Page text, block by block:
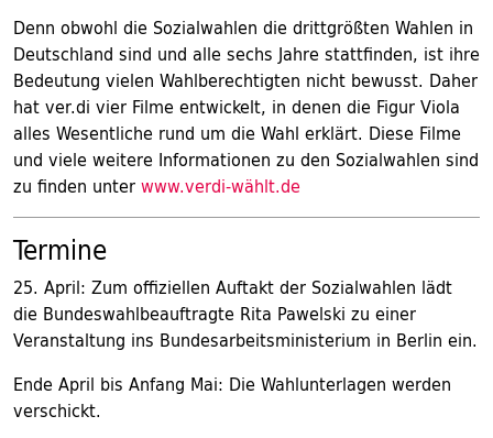
Denn obwohl die Sozialwahlen die drittgrößten Wahlen in
Deutschland sind und alle sechs Jahre stattfinden, ist ihre
Bedeutung vielen Wahlberechtigten nicht bewusst. Daher
hat ver.di vier Filme entwickelt, in denen die Figur Viola
alles Wesentliche rund um die Wahl erklärt. Diese Filme
und viele weitere Informationen zu den Sozialwahlen sind
zu finden unterwww.verdi-wählt.de
Termine
25. April: Zum offiziellen Auftakt der Sozialwahlen lädt
die Bundeswahlbeauftragte Rita Pawelski zu einer
Veranstaltung ins Bundesarbeitsministerium in Berlin ein.
Ende April bis Anfang Mai: Die Wahlunterlagen werden
verschickt.